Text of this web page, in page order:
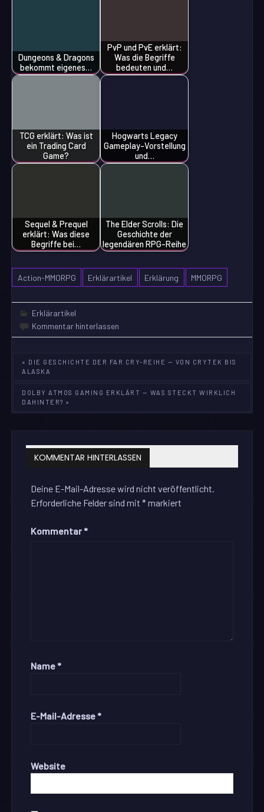
Dungeons & Dragons
bekommt eigenes…
PvP und PvE erklärt:
Was die Begriffe
bedeuten und…
TCG erklärt: Was ist
ein Trading Card
Game?
Hogwarts Legacy
Gameplay-Vorstellung
und…
Sequel & Prequel
erklärt: Was diese
Begriffe bei…
The Elder Scrolls: Die
Geschichte der
legendären RPG-Reihe
Action-MMORPG Erklärartikel Erklärung MMORPG
Erklärartikel
Kommentar hinterlassen
Beitragsnavigation
« DIE GESCHICHTE DER FAR CRY-REIHE — VON CRYTEK BIS
ALASKA
DOLBY ATMOS GAMING ERKLÄRT — WAS STECKT WIRKLICH
DAHINTER? »
KOMMENTAR HINTERLASSEN
Deine E-Mail-Adresse wird nicht veröffentlicht.
Erforderliche Felder sind mit*markiert
Kommentar *
Name *
E-Mail-Adresse *
Website